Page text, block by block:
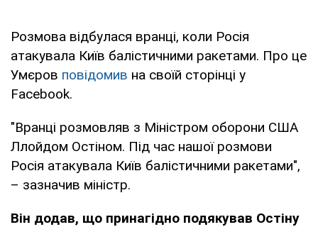
Розмова відбулася вранці, коли Росія
атакувала Київ балістичними ракетами. Про це
Умєров повідомив на своїй сторінці у
Facebook.
"Вранці розмовляв з Міністром оборони США
Ллойдом Остіном. Під час нашої розмови
Росія атакувала Київ балістичними ракетами",
– зазначив міністр.
Він додав, що принагідно подякував Остіну